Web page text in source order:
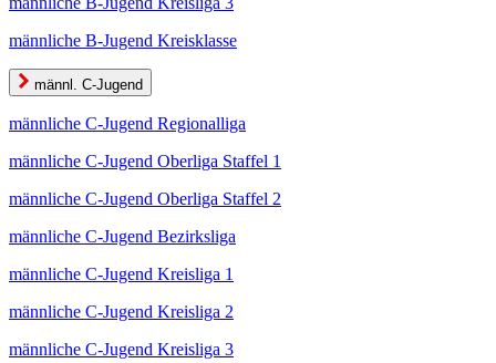
männliche B-Jugend Kreisklasse
männl. C-Jugend
männliche C-Jugend Regionalliga
männliche C-Jugend Oberliga Staffel 1
männliche C-Jugend Oberliga Staffel 2
männliche C-Jugend Bezirksliga
männliche C-Jugend Kreisliga 1
männliche C-Jugend Kreisliga 2
männliche C-Jugend Kreisliga 3